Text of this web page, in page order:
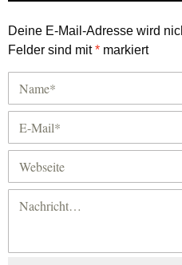
Deine E-Mail-Adresse wird
Felder sind mit* markiert